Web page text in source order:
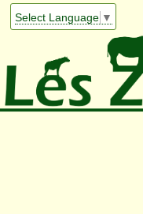
Select Language ▼